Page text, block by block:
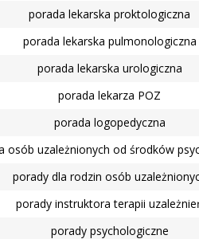
porada lekarska proktologiczna
porada lekarska pulmonologiczna
porada lekarska urologiczna
porada lekarza POZ
porada logopedyczna
osób uzależnionych od środków
porady dla rodzin osób
porady instruktora terapii
porady psychologiczne